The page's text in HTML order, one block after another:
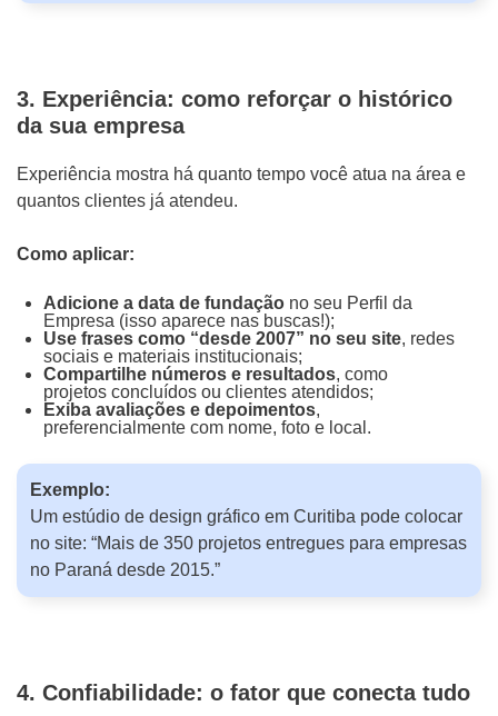
3. Experiência: como reforçar o histórico
da sua empresa
Experiência mostra há quanto tempo você atua na área e
quantos clientes já atendeu.
Como aplicar:
Adicione a data de fundação no seu Perfil da
Empresa (isso aparece nas buscas!);
Use frases como “desde 2007” no seu site, redes
sociais e materiais institucionais;
Compartilhe números e resultados, como
projetos concluídos ou clientes atendidos;
Exiba avaliações e depoimentos,
preferencialmente com nome, foto e local.
Exemplo:
Um estúdio de design gráfico em Curitiba pode colocar
no site: “Mais de 350 projetos entregues para empresas
no Paraná desde 2015.”
4. Confiabilidade: o fator que conecta tudo